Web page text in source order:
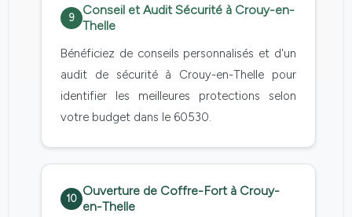
9
Conseil et Audit Sécurité à Crouy-en-
Thelle
Bénéficiez de conseils personnalisés et d'un
audit de sécurité à Crouy-en-Thelle pour
identifier les meilleures protections selon
votre budget dans le 60530.
10
Ouverture de Coffre-Fort à Crouy-
en-Thelle